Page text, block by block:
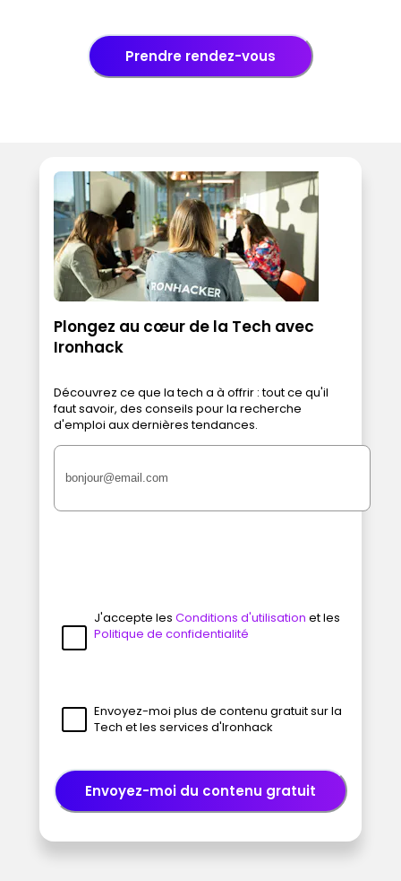
Prendre rendez-vous
Plongez au cœur de la Tech avec
Ironhack
Découvrez ce que la tech a à offrir : tout ce qu'il
faut savoir, des conseils pour la recherche
d'emploi aux dernières tendances.
J'accepte les Conditions d'utilisation et les
Politique de confidentialité
Envoyez-moi plus de contenu gratuit sur la
Tech et les services d'Ironhack
Envoyez-moi du contenu gratuit